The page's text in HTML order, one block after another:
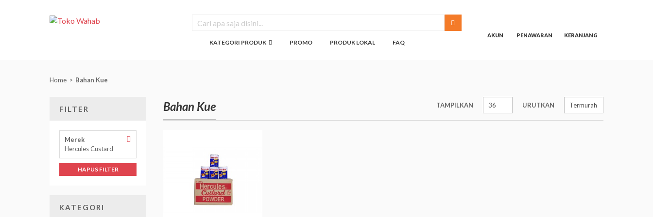
AKUN PENAWARAN KERANJANG
KATEGORI PRODUK PROMO PRODUK LOKAL FAQ
Home Bahan Kue
FILTER
Merek
Hercules Custard
HAPUS FILTER
KATEGORI
Bahan Kue TAMPILKAN URUTKAN